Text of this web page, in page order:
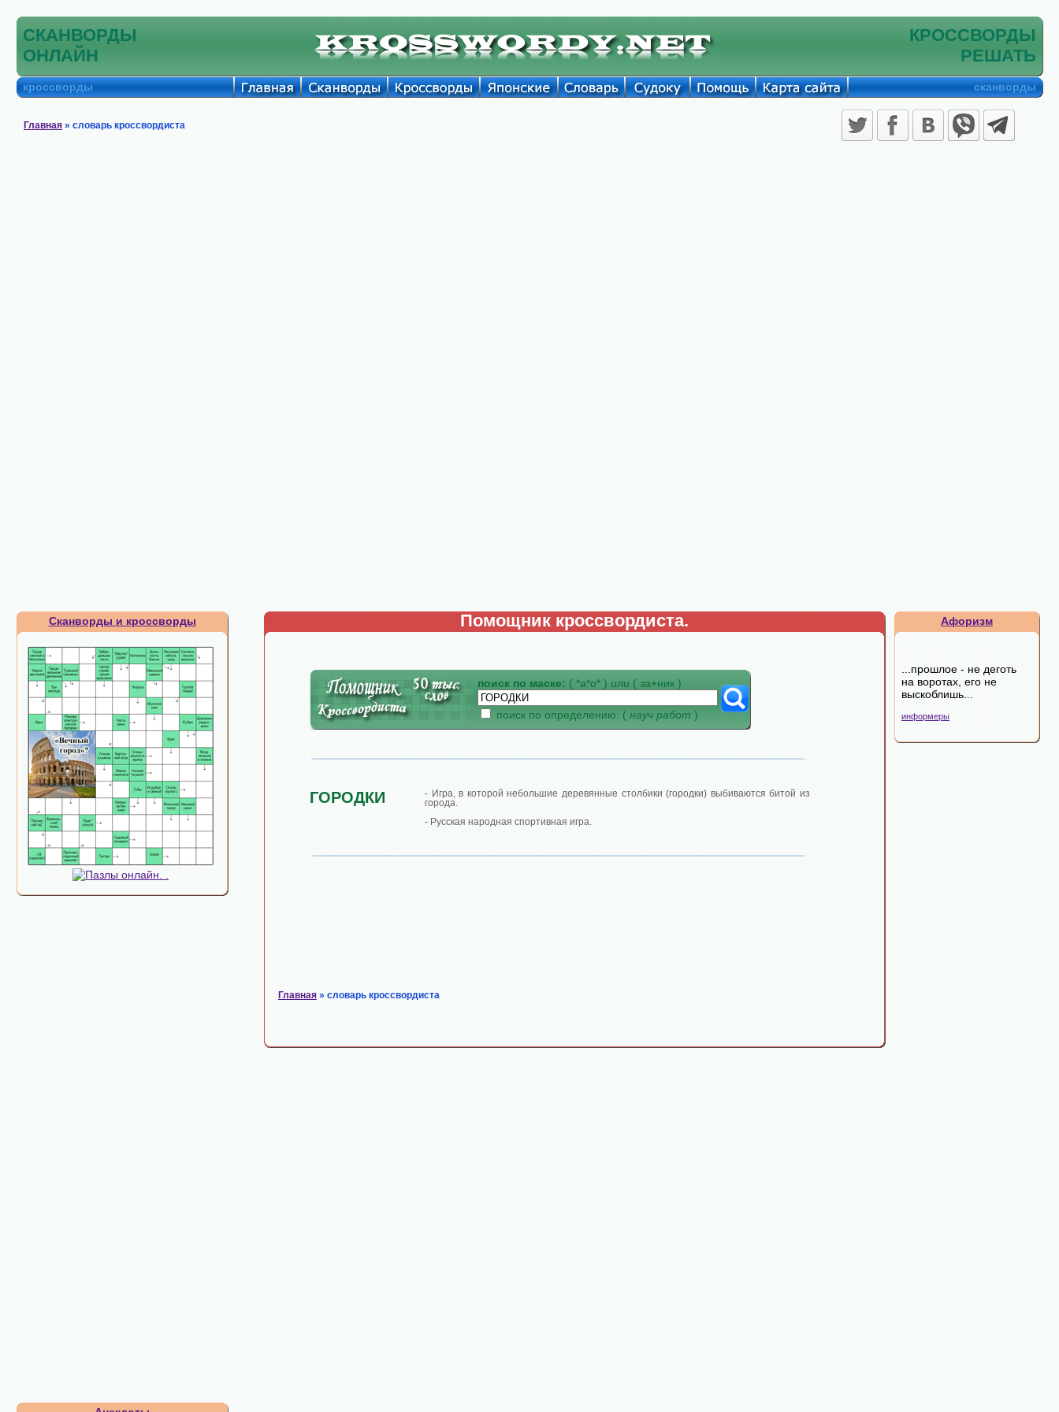
СКАНВОРДЫ
ОНЛАЙН
КРОССВОРДЫ
РЕШАТЬ
кроссворды сканворды
Главная » словарь кроссвордиста
Сканворды и кроссворды Помощник кроссвордиста.
поиск по маске: ( *а*о* ) или ( за+ник )
поиск по определению: ( науч работ )
ГОРОДКИ
- Игра, в которой небольшие деревянные столбики (городки) выбиваются битой из
города.
- Русская народная спортивная игра.
Главная » словарь кроссвордиста
Афоризм
...прошлое - не деготь
на воротах, его не
выскоблишь...
информеры